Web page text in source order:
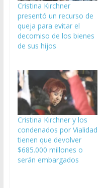
Cristina Kirchner
presentó un recurso de
queja para evitar el
decomiso de los bienes
de sus hijos
Cristina Kirchner y los
condenados por Vialidad
tienen que devolver
$685.000 millones o
serán embargados